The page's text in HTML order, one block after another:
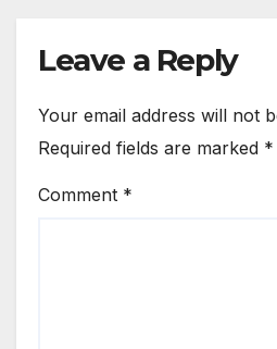
Leave a Reply
Your email address will not
Required fields are marked *
Comment *